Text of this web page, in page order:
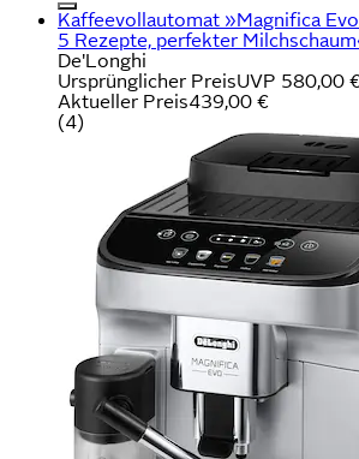
Kaffeevollautomat »Magnifica
5 Rezepte, perfekter
De'Longhi
Ursprünglicher PreisUVP 580,00
Aktueller Preis439,00 €
(4)